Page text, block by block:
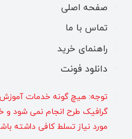
صفحه اصلی
تماس با ما
راهنمای خرید
دانلود فونت
توجه: هیچ گونه خدمات
گرافیک طرح انجام نمی شود و
مورد نیاز تسلط کافی داشته